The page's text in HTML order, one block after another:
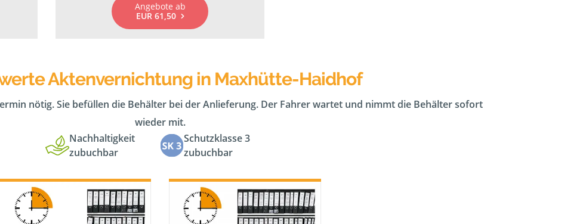
Angebote ab
EUR 61,50
Aktenvernichtung in Maxhütte-Haidhof
nötig. Sie befüllen die Behälter bei der Anlieferung. Der Fahrer wartet und nimmt die Behälter sofort
wieder mit.
Nachhaltigkeit
zubuchbar
Schutzklasse 3
zubuchbar